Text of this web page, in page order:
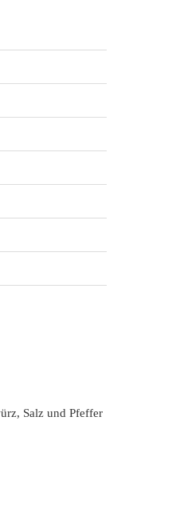
Salz und Pfeffer